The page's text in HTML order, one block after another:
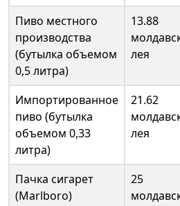
Пиво местного
производства
(бутылка объемом
0,5 литра)
13.88
лея
Импортированное
пиво (бутылка
объемом 0,33
литра)
21.62
лея
Пачка сигарет
(Marlboro)
25